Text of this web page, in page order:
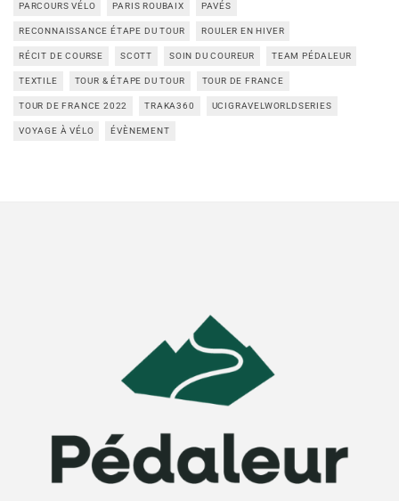
PARCOURS VÉLO PARIS ROUBAIX PAVÉS
RECONNAISSANCE ÉTAPE DU TOUR ROULER EN HIVER
RÉCIT DE COURSE SCOTT SOIN DU COUREUR TEAM PÉDALEUR
TEXTILE TOUR & ÉTAPE DU TOUR TOUR DE FRANCE
TOUR DE FRANCE 2022 TRAKA360 UCIGRAVELWORLDSERIES
VOYAGE À VÉLO ÉVÈNEMENT